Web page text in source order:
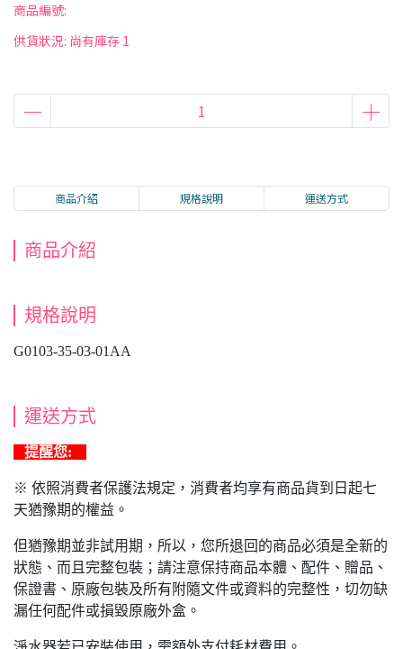
商品編號:
供貨狀況: 尚有庫存 1
商品介紹 規格說明 運送方式
商品介紹
規格說明
G0103-35-03-01AA
運送方式
提醒您:
※ 依照消費者保護法規定，消費者均享有商品貨到日起七
天猶豫期的權益。
但猶豫期並非試用期，所以，您所退回的商品必須是全新的
狀態、而且完整包裝；請注意保持商品本體、配件、贈品、
保證書、原廠包裝及所有附隨文件或資料的完整性，切勿缺
漏任何配件或損毀原廠外盒。